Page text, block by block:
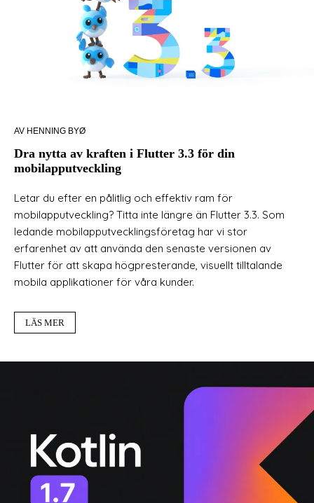
AV HENNING BYØ
Dra nytta av kraften i Flutter 3.3 för din
mobilapputveckling
Letar du efter en pålitlig och effektiv ram för
mobilapputveckling? Titta inte längre än Flutter 3.3. Som
ledande mobilapputvecklingsföretag har vi stor
erfarenhet av att använda den senaste versionen av
Flutter för att skapa högpresterande, visuellt tilltalande
mobila applikationer för våra kunder.
LÄS MER